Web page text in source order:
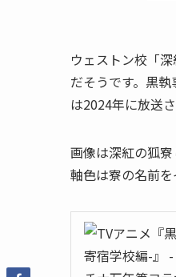
ウェストン校「
だそうです。黒
は2024年に放送
画像は深紅の狐
軸色は寮の名前